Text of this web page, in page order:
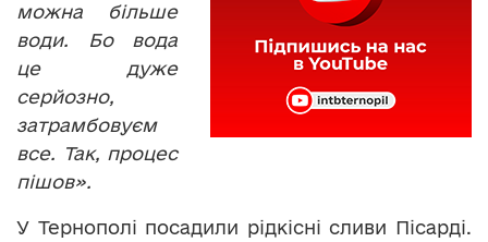
можна більше
води. Бо вода
це дуже
серйозно,
затрамбовуєм
все. Так, процес
пішов».
У Тернополі посадили рідкісні сливи Пісарді.